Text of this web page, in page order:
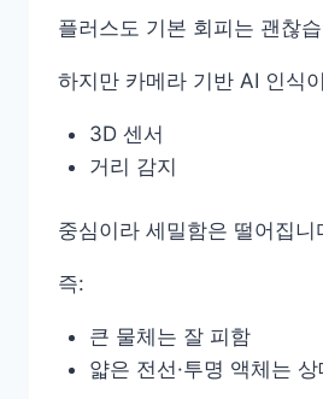
플러스도 기본 회피는 괜찮
하지만 카메라 기반 AI 인식
3D 센서
거리 감지
중심이라 세밀함은 떨어집니
즉:
큰 물체는 잘 피함
얇은 전선·투명 액체는